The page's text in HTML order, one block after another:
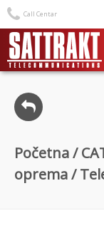
Call Centar
Početna/
oprema/